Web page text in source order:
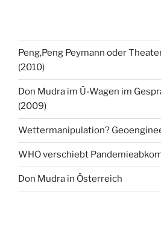
Peng,Peng Peymann oder
(2010)
Don Mudra im Ü-Wagen im
(2009)
Wettermanipulation?
WHO verschiebt
Don Mudra in Österreich